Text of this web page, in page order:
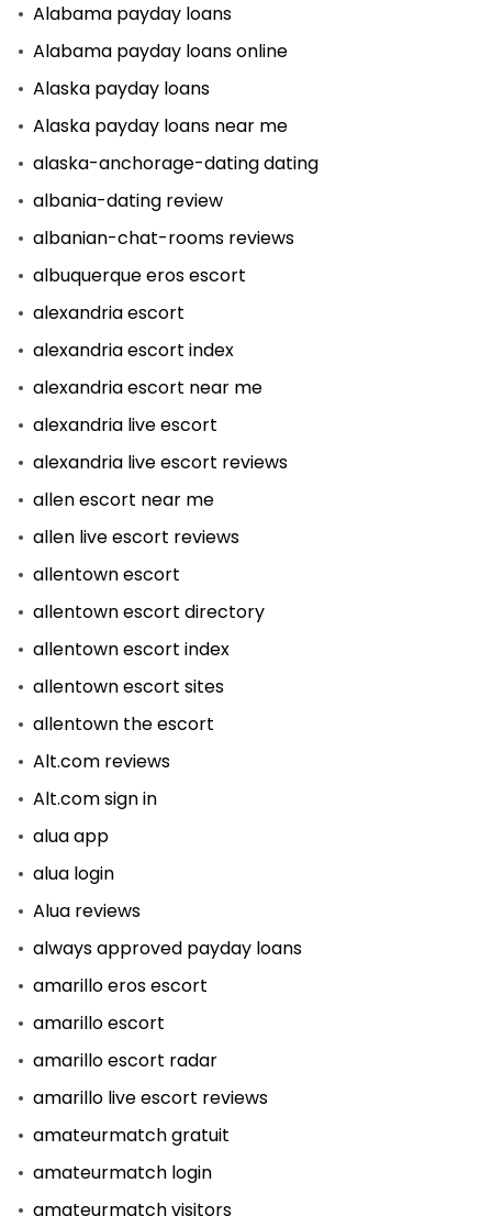
Alabama payday loans
Alabama payday loans online
Alaska payday loans
Alaska payday loans near me
alaska-anchorage-dating dating
albania-dating review
albanian-chat-rooms reviews
albuquerque eros escort
alexandria escort
alexandria escort index
alexandria escort near me
alexandria live escort
alexandria live escort reviews
allen escort near me
allen live escort reviews
allentown escort
allentown escort directory
allentown escort index
allentown escort sites
allentown the escort
Alt.com reviews
Alt.com sign in
alua app
alua login
Alua reviews
always approved payday loans
amarillo eros escort
amarillo escort
amarillo escort radar
amarillo live escort reviews
amateurmatch gratuit
amateurmatch login
amateurmatch visitors